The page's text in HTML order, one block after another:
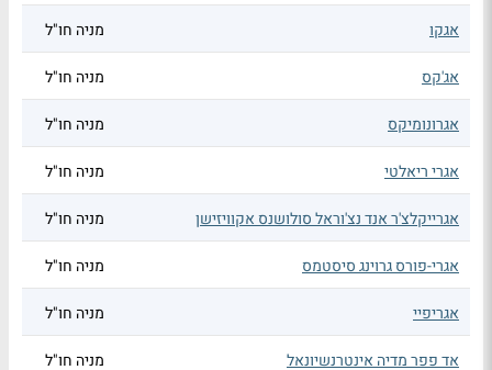
אגקו מניה חו"ל
אג'קס מניה חו"ל
אגרונומיקס מניה חו"ל
אגרי ריאלטי מניה חו"ל
אגרייקלצ'ר אנד נצ'וראל סולושנס אקוויזישן מניה חו"ל
אגרי-פורס גרוינג סיסטמס מניה חו"ל
אגריפיי מניה חו"ל
אד פפר מדיה אינטרנשיונאל מניה חו"ל